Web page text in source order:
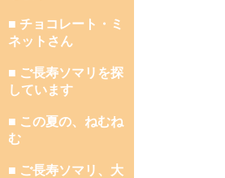
■ チョコレート・ミ
ネットさん
■ ご長寿ソマリを探
しています
■ この夏の、ねむね
む
■ ご長寿ソマリ、大